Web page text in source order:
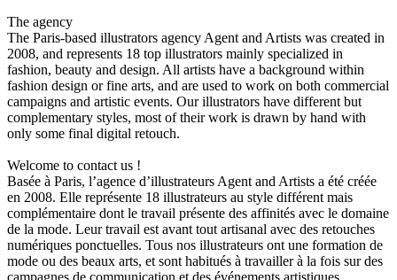
The agency
The Paris-based illustrators agency Agent and Artists was created in
2008, and represents 18 top illustrators mainly specialized in
fashion, beauty and design. All artists have a background within
fashion design or fine arts, and are used to work on both commercial
campaigns and artistic events. Our illustrators have different but
complementary styles, most of their work is drawn by hand with
only some final digital retouch.
Welcome to contact us !
Basée à Paris, l’agence d’illustrateurs Agent and Artists a été créée
en 2008. Elle représente 18 illustrateurs au style différent mais
complémentaire dont le travail présente des affinités avec le domaine
de la mode. Leur travail est avant tout artisanal avec des retouches
numériques ponctuelles. Tous nos illustrateurs ont une formation de
mode ou des beaux arts, et sont habitués à travailler à la fois sur des
campagnes de communication et des événements artistiques.